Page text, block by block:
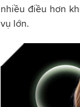
nhiều điều hơn
vụ lớn.